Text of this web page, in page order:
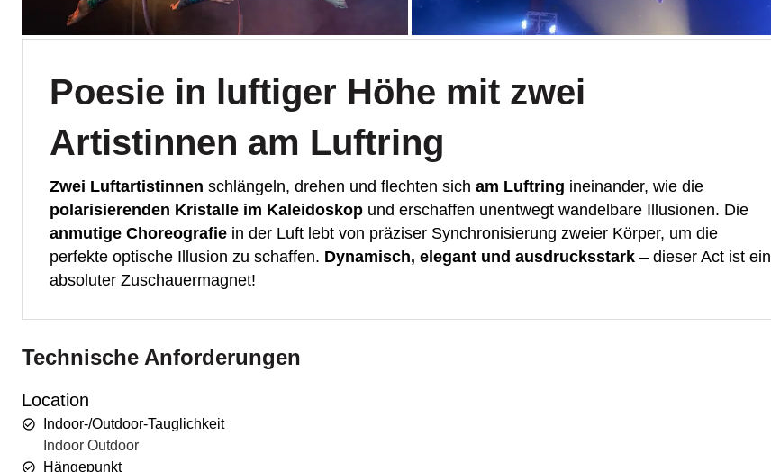
Poesie in luftiger Höhe mit zwei
Artistinnen am Luftring
Zwei Luftartistinnen schlängeln, drehen und flechten sich am Luftring ineinander, wie die
polarisierenden Kristalle im Kaleidoskop und erschaffen unentwegt wandelbare Illusionen. Die
anmutige Choreografie in der Luft lebt von präziser Synchronisierung zweier Körper, um die
perfekte optische Illusion zu schaffen. Dynamisch, elegant und ausdrucksstark – dieser Act ist ein
absoluter Zuschauermagnet!
Technische Anforderungen
Location
Indoor-/Outdoor-Tauglichkeit
Indoor Outdoor
Hängepunkt